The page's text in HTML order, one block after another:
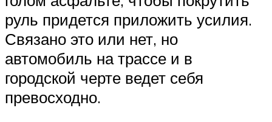
руль придется приложить усилия.
Связано это или нет, но
автомобиль на трассе и в
городской черте ведет себя
превосходно.